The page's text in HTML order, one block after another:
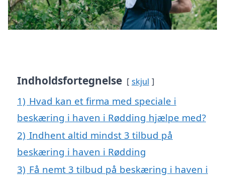
Indholdsfortegnelse skjul
1) Hvad kan et firma med speciale i
beskæring i haven i Rødding hjælpe med?
2) Indhent altid mindst 3 tilbud på
beskæring i haven i Rødding
3) Få nemt 3 tilbud på beskæring i haven i